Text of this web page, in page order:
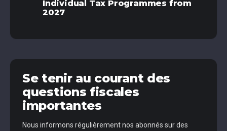
Individual Tax Programmes from
2027
Se tenir au courant des
questions fiscales
importantes
Nous informons régulièrement nos abonnés sur des